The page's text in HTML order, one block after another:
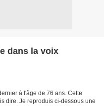
dans la voix
à l'âge de 76 ans. Cette
dire. Je reproduis ci-dessous une